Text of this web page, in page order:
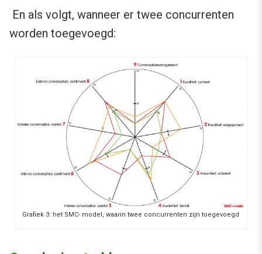
En als volgt, wanneer er twee concurrenten
worden toegevoegd:
Grafiek 3: het SMC- model, waarin twee concurrenten zijn toegevoegd